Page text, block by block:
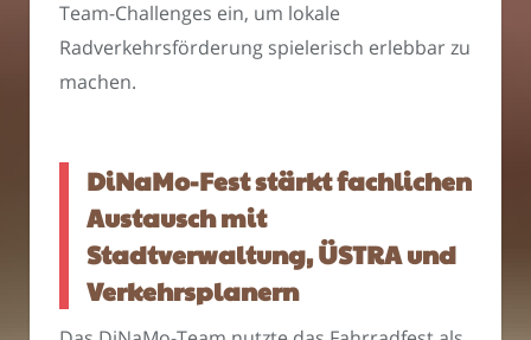
Team-Challenges ein, um lokale
Radverkehrsförderung spielerisch erlebbar zu
machen.
DiNaMo-Fest stärkt fachlichen
Austausch mit
Stadtverwaltung, ÜSTRA und
Verkehrsplanern